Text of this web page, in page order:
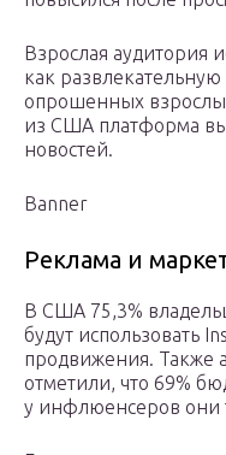
Взрослая аудитория
как
опрошенных
из США платформа
новостей.
Banner
Реклама и
В США 75,3%
будут использовать
продвижения. Также
отметили, что 69%
у инфлюенсеров они